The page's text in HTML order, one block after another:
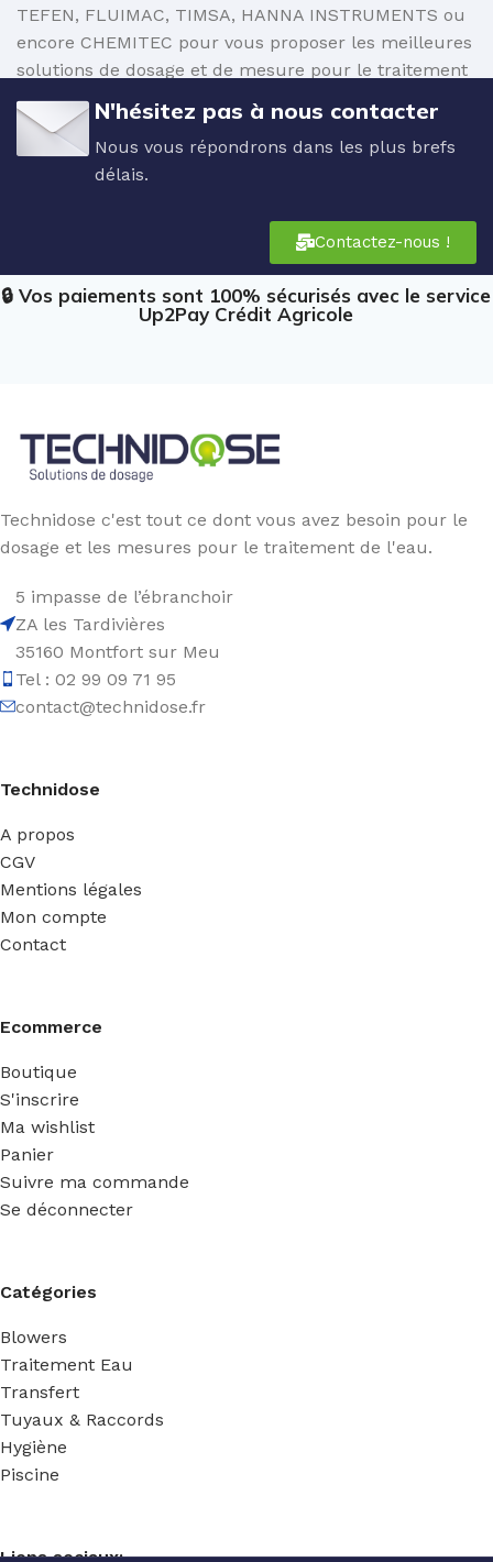
TEFEN, FLUIMAC, TIMSA, HANNA INSTRUMENTS ou
encore CHEMITEC pour vous proposer les meilleures
solutions de dosage et de mesure pour le traitement
de l'eau. N'hésitez pas à nous contacter
Nous vous répondrons dans les plus brefs
délais.
Contactez-nous !
🔒 Vos paiements sont 100% sécurisés avec le service
Up2Pay Crédit Agricole
Technidose c'est tout ce dont vous avez besoin pour le
dosage et les mesures pour le traitement de l'eau.
5 impasse de l’ébranchoir
ZA les Tardivières
35160 Montfort sur Meu
Tel : 02 99 09 71 95
contact@technidose.fr
Technidose
A propos
CGV
Mentions légales
Mon compte
Contact
Ecommerce
Boutique
S'inscrire
Ma wishlist
Panier
Suivre ma commande
Se déconnecter
Catégories
Blowers
Traitement Eau
Transfert
Tuyaux & Raccords
Hygiène
Piscine
Liens sociaux: